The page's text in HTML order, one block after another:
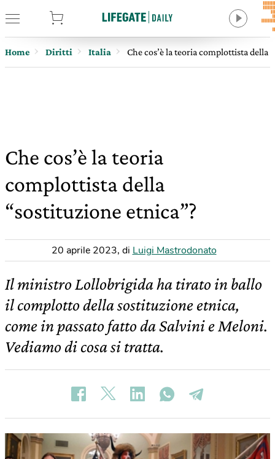
Home Diritti Italia Che cos’è la teoria complottista della
Che cos’è la teoria
complottista della
“sostituzione etnica”?
20 aprile 2023, di Luigi Mastrodonato
Il ministro Lollobrigida ha tirato in ballo
il complotto della sostituzione etnica,
come in passato fatto da Salvini e Meloni.
Vediamo di cosa si tratta.